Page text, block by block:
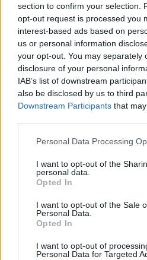
section to confirm your selection.
opt-out request is processed you
interest-based ads based on
us or personal information
your opt-out. You may separately
disclosure of your personal
IAB’s list of downstream
also be disclosed by us to third
Downstream Participants that
Personal Data Processing
I want to opt-out of the
personal data.
Opted In
I want to opt-out of the Sale
Personal Data.
Opted In
I want to opt-out of
Personal Data for Targeted
Bästa
ska det vara?
Den 7 november 2025
rikspolischefen
och justitieministern. Jag
som om de slogs mot
mer lät som ett